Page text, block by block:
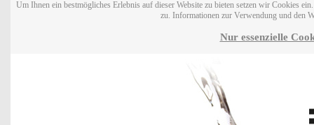
Um Ihnen ein bestmögliches Erlebnis auf dieser Website zu bieten setzen wir Cookies
zu. Informationen zur Verwendung und den
Nur essenzielle